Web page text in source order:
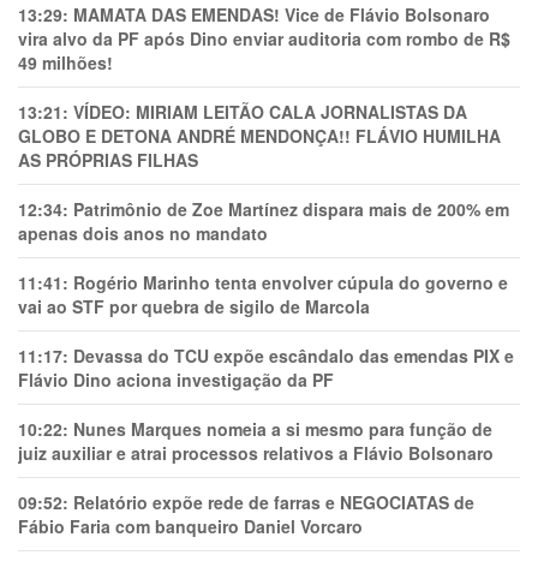
13:29: MAMATA DAS EMENDAS! Vice de Flávio Bolsonaro
vira alvo da PF após Dino enviar auditoria com rombo de R$
49 milhões!
13:21: VÍDEO: MIRIAM LEITÃO CALA JORNALISTAS DA
GLOBO E DETONA ANDRÉ MENDONÇA!! FLÁVIO HUMILHA
AS PRÓPRIAS FILHAS
12:34: Patrimônio de Zoe Martínez dispara mais de 200% em
apenas dois anos no mandato
11:41: Rogério Marinho tenta envolver cúpula do governo e
vai ao STF por quebra de sigilo de Marcola
11:17: Devassa do TCU expõe escândalo das emendas PIX e
Flávio Dino aciona investigação da PF
10:22: Nunes Marques nomeia a si mesmo para função de
juiz auxiliar e atrai processos relativos a Flávio Bolsonaro
09:52: Relatório expõe rede de farras e NEGOCIATAS de
Fábio Faria com banqueiro Daniel Vorcaro